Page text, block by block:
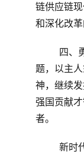
链供应链
和深化改革
四、
题，以主
神，继续
强国贡献
者。
新时